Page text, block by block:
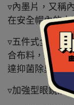
▿內墨片，又稱
在安全帽內的太
▿五件式全可拆
合布料，提升
達抑菌除臭效果
▿加強型眼鏡溝